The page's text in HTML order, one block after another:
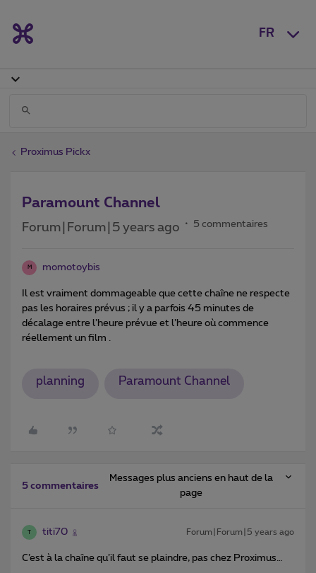
FR
Proximus Pickx
Paramount Channel
Forum|Forum|5 years ago 5 commentaires
M momotoybis
Il est vraiment dommageable que cette chaîne ne respecte
pas les horaires prévus ; il y a parfois 45 minutes de
décalage entre l’heure prévue et l’heure où commence
réellement un film .
planning Paramount Channel
5 commentaires
Messages plus anciens en haut de la
page
T titi70 Forum|Forum|5 years ago
C’est à la chaîne qu’il faut se plaindre, pas chez Proximus…